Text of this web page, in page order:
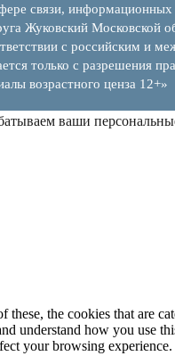
связи,
Жуковский
с российским и
только с разрешения
возрастного ценза 12+»
ваши
the cookies that are
understand how you use
your browsing experience.